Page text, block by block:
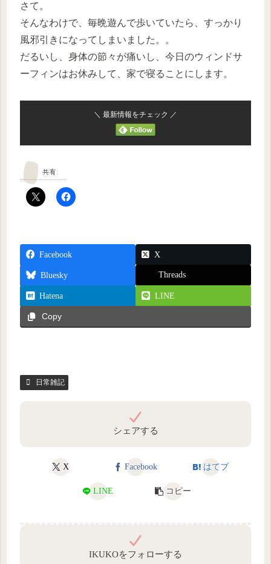
さて。
そんなわけで、毎晩遊んで歩いていたら、すっかり
風邪引きになってしまいました。。
だるいし、身体の節々が痛いし、今日のウィンドサ
ーフィンはお休みして、家で寝ることにします。
＼ 最新情報をチェック ／
共有:
Facebook X
Bluesky Threads
Hatena LINE
Copy
日常雑記
シェアする
X Facebook はてブ
LINE コピー
IKUKOをフォローする